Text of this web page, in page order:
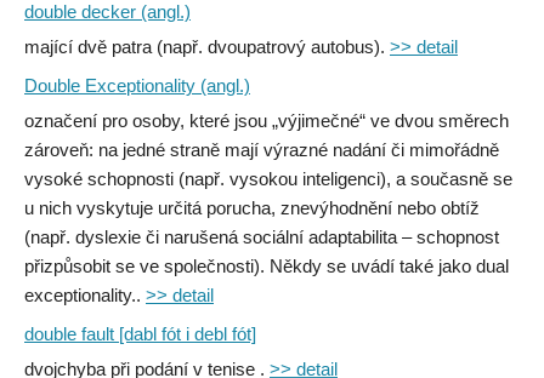
double decker (angl.)
mající dvě patra (např. dvoupatrový autobus). >> detail
Double Exceptionality (angl.)
označení pro osoby, které jsou „výjimečné“ ve dvou směrech
zároveň: na jedné straně mají výrazné nadání či mimořádně
vysoké schopnosti (např. vysokou inteligenci), a současně se
u nich vyskytuje určitá porucha, znevýhodnění nebo obtíž
(např. dyslexie či narušená sociální adaptabilita – schopnost
přizpůsobit se ve společnosti). Někdy se uvádí také jako dual
exceptionality.. >> detail
double fault [dabl fót i debl fót]
dvojchyba při podání v tenise . >> detail